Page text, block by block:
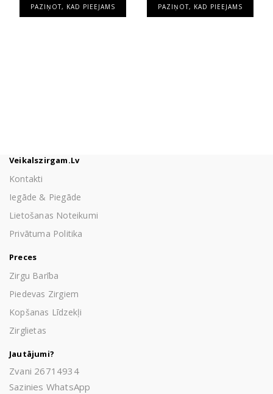
PAZIŅOT, KAD PIEEJAMS PAZIŅOT, KAD PIEEJAMS
Veikalszirgam.lv
Kontakti
Iegāde & Piegāde
Lietošanas Noteikumi
Privātuma Politika
Preces
Zirgu Barība
Piedevas Zirgiem
Kopšanas Līdzekļi
Zirglietas
Jautājumi?
Zvani 26714934
Sazinies WhatsApp